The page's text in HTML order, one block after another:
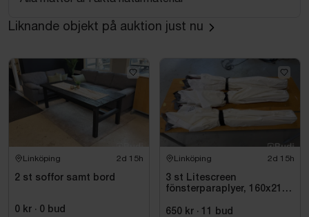
Liknande objekt på auktion just nu
Linköping 2d 15h
2 st soffor samt bord
0 kr · 0 bud
Linköping 2d 15h
3 st Litescreen
fönsterparaplyer, 160x210
650 kr · 11 bud